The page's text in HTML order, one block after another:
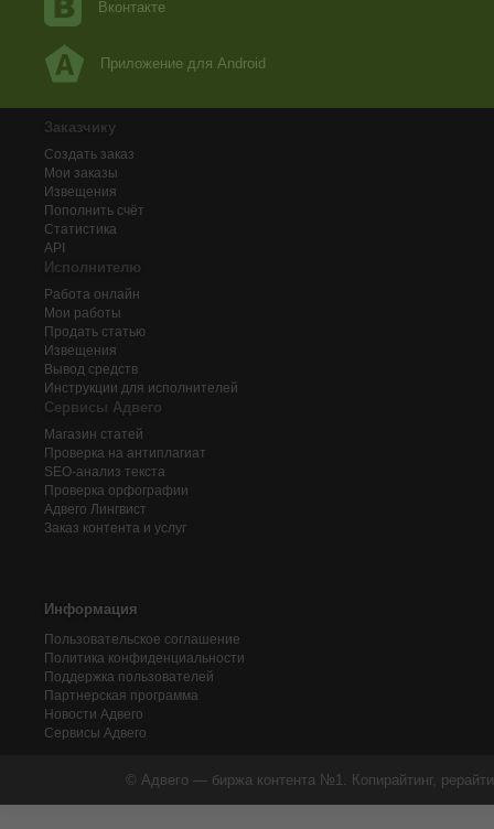
Вконтакте
Приложение для Android
Заказчику
Создать заказ
Мои заказы
Извещения
Пополнить счёт
Статистика
API
Исполнителю
Работа онлайн
Мои работы
Продать статью
Извещения
Вывод средств
Инструкции для исполнителей
Сервисы Адвего
Магазин статей
Проверка на антиплагиат
SEO-анализ текста
Проверка орфографии
Адвего Лингвист
Заказ контента и услуг
Информация
Пользовательское соглашение
Политика конфиденциальности
Поддержка пользователей
Партнерская программа
Новости Адвего
Сервисы Адвего
© Адвего — биржа контента №1. Копирайтинг,